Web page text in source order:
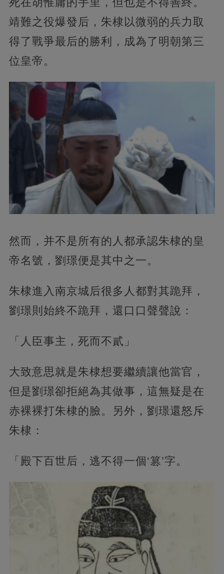
靖難之役爆發后，朱棣以微弱的兵力取
得了戰爭最后的勝利，成為了明朝第三
位皇帝。
然而，并不是所有的人都承認朱棣的皇
帝名號，劉璟便是其中之一。
朱棣進入南京城后很多人都對其跪拜，
劉璟則始終不跪拜，還口口聲聲說：
「人臣事主，死而不貳」
大致意思就是朱棣想要繼續讓他當官，
但是劉璟卻拒絕為其做事，這無疑是在
赤裸裸打朱棣的臉。另外，劉璟還怒斥
朱棣：
「殿下百世后，逃不得一個‘篡’字。